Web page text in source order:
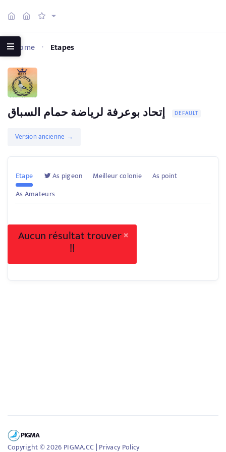
Home Etapes
إتحاد بوعرفة لرياضة حمام السباق DEFAULT
Version ancienne →
Etape As pigeon Meilleur colonie
As point
As Amateurs
×
Aucun résultat trouver
!!
PIGMA
Copyright ©2026 PIGMA.CC | Privacy Policy